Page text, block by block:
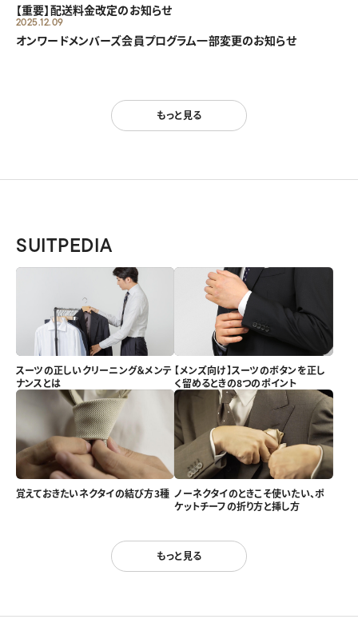
【重要】配送料金改定のお知らせ
2025.12.09
オンワードメンバーズ会員プログラム一部変更のお知らせ
もっと見る
SUITPEDIA
スーツの正しいクリーニング＆メンテ
ナンスとは
【メンズ向け】スーツのボタンを正し
く留めるときの8つのポイント
覚えておきたいネクタイの結び方3種 ノーネクタイのときこそ使いたい、ポ
ケットチーフの折り方と挿し方
もっと見る